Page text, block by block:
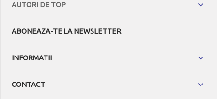
AUTORI DE TOP
ABONEAZA-TE LA NEWSLETTER
INFORMATII
CONTACT